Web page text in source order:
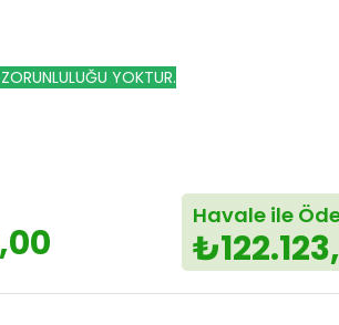
YOKTUR.
Havale ile